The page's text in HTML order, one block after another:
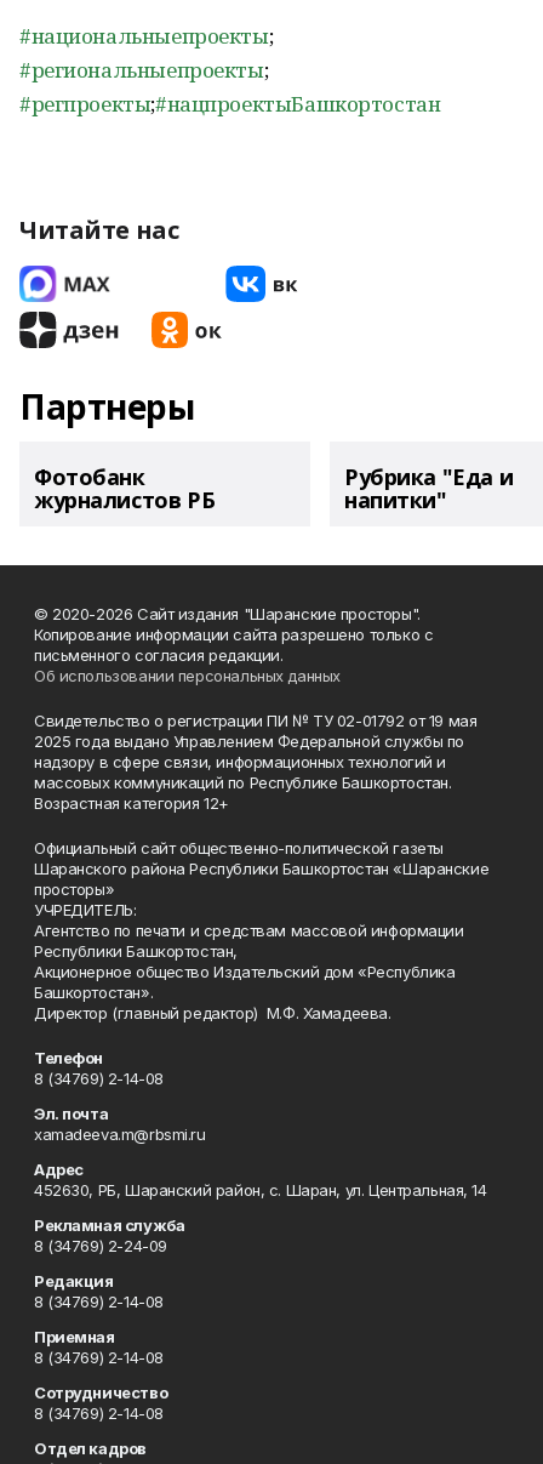
#национальныепроекты;
#региональныепроекты;
#регпроекты;#нацпроектыБашкортостан
Читайте нас
Партнеры
Фотобанк
журналистов РБ
Рубрика "Еда и
напитки"
© 2020-2026 Сайт издания "Шаранские просторы".
Копирование информации сайта разрешено только с
письменного согласия редакции.
Об использовании персональных данных
Свидетельство о регистрации ПИ № ТУ 02-01792 от 19 мая
2025 года выдано Управлением Федеральной службы по
надзору в сфере связи, информационных технологий и
массовых коммуникаций по Республике Башкортостан.
Возрастная категория 12+
Официальный сайт общественно-политической газеты
Шаранского района Республики Башкортостан «Шаранские
просторы»
УЧРЕДИТЕЛЬ:
Агентство по печати и средствам массовой информации
Республики Башкортостан,
Акционерное общество Издательский дом «Республика
Башкортостан».
Директор (главный редактор) М.Ф. Хамадеева.
Телефон
8 (34769) 2-14-08
Эл. почта
xamadeeva.m@rbsmi.ru
Адрес
452630, РБ, Шаранский район, с. Шаран, ул. Центральная, 14
Рекламная служба
8 (34769) 2-24-09
Редакция
8 (34769) 2-14-08
Приемная
8 (34769) 2-14-08
Сотрудничество
8 (34769) 2-14-08
Отдел кадров